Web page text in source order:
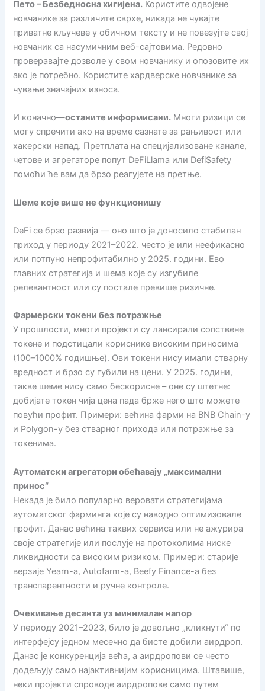
Пето – Безбедносна хигијена. Користите одвојене
новчанике за различите сврхе, никада не чувајте
приватне кључеве у обичном тексту и не повезујте свој
новчаник са насумичним веб-сајтовима. Редовно
проверавајте дозволе у ​​свом новчанику и опозовите их
ако је потребно. Користите хардверске новчанике за
чување значајних износа.
И коначно—останите информисани. Многи ризици се
могу спречити ако на време сазнате за рањивост или
хакерски напад. Претплата на специјализоване канале,
четове и агрегаторе попут DeFiLlama или DefiSafety
помоћи ће вам да брзо реагујете на претње.
Шеме које више не функционишу
DeFi се брзо развија — оно што је доносило стабилан
приход у периоду 2021–2022. често је или неефикасно
или потпуно непрофитабилно у 2025. години. Ево
главних стратегија и шема које су изгубиле
релевантност или су постале превише ризичне.
Фармерски токени без потражње
У прошлости, многи пројекти су лансирали сопствене
токене и подстицали кориснике високим приносима
(100–1000% годишње). Ови токени нису имали стварну
вредност и брзо су губили на цени. У 2025. години,
такве шеме нису само бескорисне – оне су штетне:
добијате токен чија цена пада брже него што можете
повући профит. Примери: већина фарми на BNB Chain-у
и Polygon-у без стварног прихода или потражње за
токенима.
Аутоматски агрегатори обећавају „максимални
принос“
Некада је било популарно веровати стратегијама
аутоматског фарминга које су наводно оптимизовале
профит. Данас већина таквих сервиса или не ажурира
своје стратегије или послује на протоколима ниске
ликвидности са високим ризиком. Примери: старије
верзије Yearn-а, Autofarm-а, Beefy Finance-а без
транспарентности и ручне контроле.
Очекивање десанта уз минималан напор
У периоду 2021–2023, било је довољно „кликнути“ по
интерфејсу једном месечно да бисте добили аирдроп.
Данас је конкуренција већа, а аирдропови се често
додељују само најактивнијим корисницима. Штавише,
неки пројекти спроводе аирдропове само путем